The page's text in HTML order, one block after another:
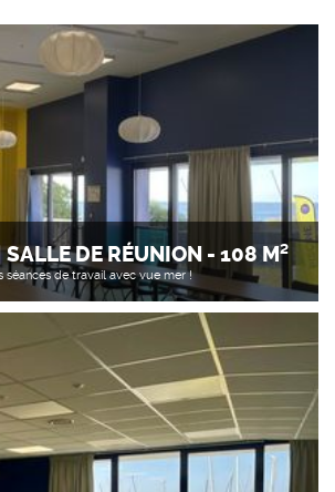
DE RÉUNION - 108 M²
séances de travail avec vue mer !